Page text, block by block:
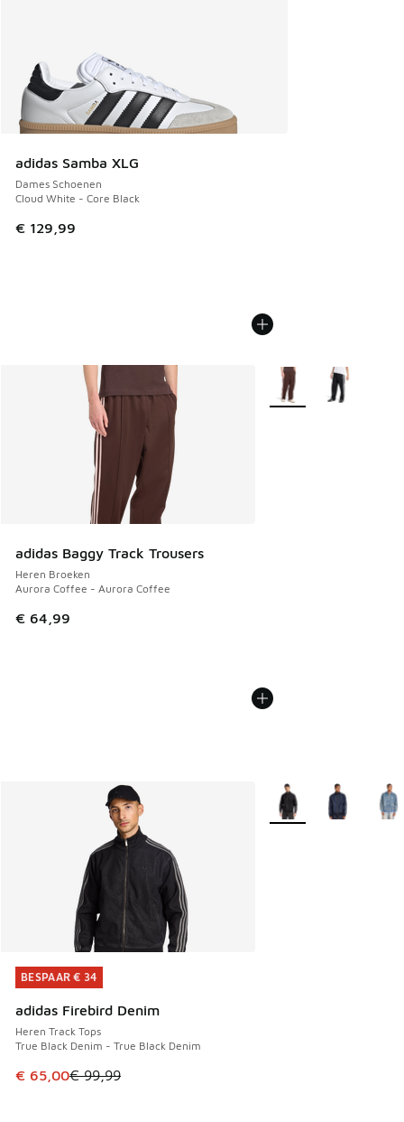
adidas Samba XLG
Dames Schoenen
Cloud White - Core Black
€ 129,99
adidas Baggy Track Trousers
Heren Broeken
Aurora Coffee - Aurora Coffee
€ 64,99
Meer kleuren
BESPAAR € 34
adidas Firebird Denim
Heren Track Tops
True Black Denim - True Black Denim
Dit artikel is in de uitverkoop. Dit artikel is in de
€ 65,00€ 99,99
BESPAAR € 34
Meer kleuren